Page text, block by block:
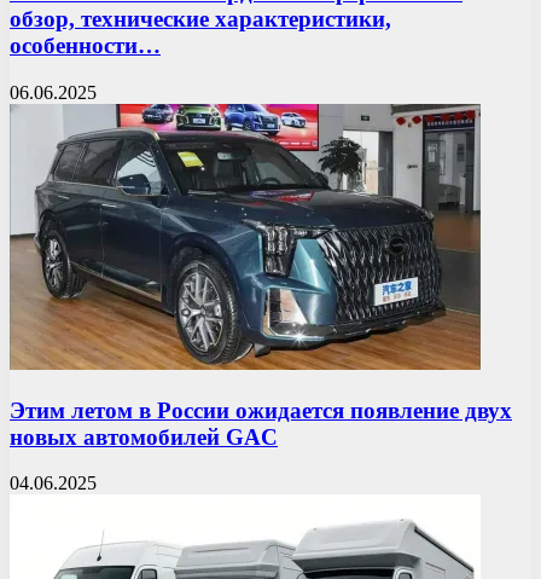
обзор, технические характеристики,
особенности…
06.06.2025
Этим летом в России ожидается появление двух
новых автомобилей GAC
04.06.2025